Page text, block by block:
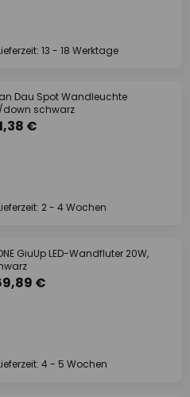
13 - 18 Werktage
Dau Spot Wandleuchte
down schwarz
€
2 - 4 Wochen
GiuUp LED-Wandfluter 20W,
€
4 - 5 Wochen